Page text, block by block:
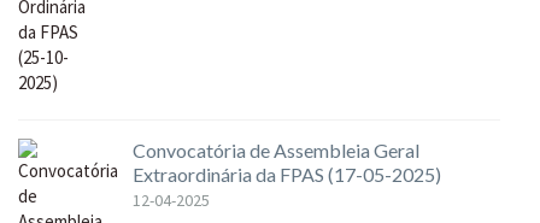
Convocatória de Assembleia Geral
Extraordinária da FPAS (17-05-2025)
12-04-2025